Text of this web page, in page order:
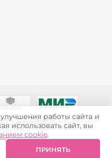
работы сайта и
использовать сайт, вы
cookie.
ПРИНЯТЬ